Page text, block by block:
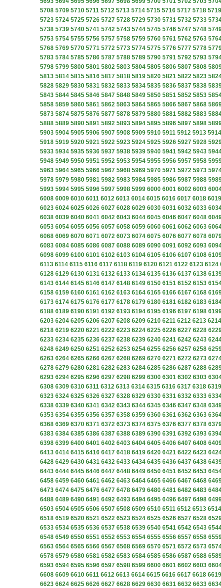
5708 5709 5710 5711 5712 5713 5714 5715 5716 5717 5718 5719
5723 5724 5725 5726 5727 5728 5729 5730 5731 5732 5733
5738 5739 5740 5741 5742 5743 5744 5745 5746 5747 5748
5753 5754 5755 5756 5757 5758 5759 5760 5761 5762 5763
5768 5769 5770 5771 5772 5773 5774 5775 5776 5777 5778
5783 5784 5785 5786 5787 5788 5789 5790 5791 5792 5793
5798 5799 5800 5801 5802 5803 5804 5805 5806 5807 5808
5813 5814 5815 5816 5817 5818 5819 5820 5821 5822 5823
5828 5829 5830 5831 5832 5833 5834 5835 5836 5837 5838
5843 5844 5845 5846 5847 5848 5849 5850 5851 5852 5853
5858 5859 5860 5861 5862 5863 5864 5865 5866 5867 5868
5873 5874 5875 5876 5877 5878 5879 5880 5881 5882 5883
5888 5889 5890 5891 5892 5893 5894 5895 5896 5897 5898
5903 5904 5905 5906 5907 5908 5909 5910 5911 5912 5913 5914
5918 5919 5920 5921 5922 5923 5924 5925 5926 5927 5928
5933 5934 5935 5936 5937 5938 5939 5940 5941 5942 5943
5948 5949 5950 5951 5952 5953 5954 5955 5956 5957 5958
5963 5964 5965 5966 5967 5968 5969 5970 5971 5972 5973
5978 5979 5980 5981 5982 5983 5984 5985 5986 5987 5988
5993 5994 5995 5996 5997 5998 5999 6000 6001 6002 6003
6008 6009 6010 6011 6012 6013 6014 6015 6016 6017 6018 6019
6023 6024 6025 6026 6027 6028 6029 6030 6031 6032 6033
6038 6039 6040 6041 6042 6043 6044 6045 6046 6047 6048
6053 6054 6055 6056 6057 6058 6059 6060 6061 6062 6063
6068 6069 6070 6071 6072 6073 6074 6075 6076 6077 6078
6083 6084 6085 6086 6087 6088 6089 6090 6091 6092 6093
6098 6099 6100 6101 6102 6103 6104 6105 6106 6107 6108
6113 6114 6115 6116 6117 6118 6119 6120 6121 6122 6123 6124
6128 6129 6130 6131 6132 6133 6134 6135 6136 6137 6138
6143 6144 6145 6146 6147 6148 6149 6150 6151 6152 6153
6158 6159 6160 6161 6162 6163 6164 6165 6166 6167 6168
6173 6174 6175 6176 6177 6178 6179 6180 6181 6182 6183
6188 6189 6190 6191 6192 6193 6194 6195 6196 6197 6198
6203 6204 6205 6206 6207 6208 6209 6210 6211 6212 6213 6214
6218 6219 6220 6221 6222 6223 6224 6225 6226 6227 6228
6233 6234 6235 6236 6237 6238 6239 6240 6241 6242 6243
6248 6249 6250 6251 6252 6253 6254 6255 6256 6257 6258
6263 6264 6265 6266 6267 6268 6269 6270 6271 6272 6273
6278 6279 6280 6281 6282 6283 6284 6285 6286 6287 6288
6293 6294 6295 6296 6297 6298 6299 6300 6301 6302 6303
6308 6309 6310 6311 6312 6313 6314 6315 6316 6317 6318 6319
6323 6324 6325 6326 6327 6328 6329 6330 6331 6332 6333
6338 6339 6340 6341 6342 6343 6344 6345 6346 6347 6348
6353 6354 6355 6356 6357 6358 6359 6360 6361 6362 6363
6368 6369 6370 6371 6372 6373 6374 6375 6376 6377 6378
6383 6384 6385 6386 6387 6388 6389 6390 6391 6392 6393
6398 6399 6400 6401 6402 6403 6404 6405 6406 6407 6408
6413 6414 6415 6416 6417 6418 6419 6420 6421 6422 6423
6428 6429 6430 6431 6432 6433 6434 6435 6436 6437 6438
6443 6444 6445 6446 6447 6448 6449 6450 6451 6452 6453
6458 6459 6460 6461 6462 6463 6464 6465 6466 6467 6468
6473 6474 6475 6476 6477 6478 6479 6480 6481 6482 6483
6488 6489 6490 6491 6492 6493 6494 6495 6496 6497 6498
6503 6504 6505 6506 6507 6508 6509 6510 6511 6512 6513 6514
6518 6519 6520 6521 6522 6523 6524 6525 6526 6527 6528
6533 6534 6535 6536 6537 6538 6539 6540 6541 6542 6543
6548 6549 6550 6551 6552 6553 6554 6555 6556 6557 6558
6563 6564 6565 6566 6567 6568 6569 6570 6571 6572 6573
6578 6579 6580 6581 6582 6583 6584 6585 6586 6587 6588
6593 6594 6595 6596 6597 6598 6599 6600 6601 6602 6603
6608 6609 6610 6611 6612 6613 6614 6615 6616 6617 6618 6619
6623 6624 6625 6626 6627 6628 6629 6630 6631 6632 6633